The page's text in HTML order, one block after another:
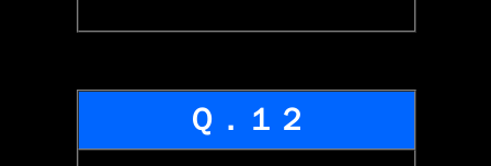
Ｑ．１２